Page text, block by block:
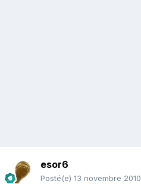
esor6
Posté(e) 13 novembre 2010